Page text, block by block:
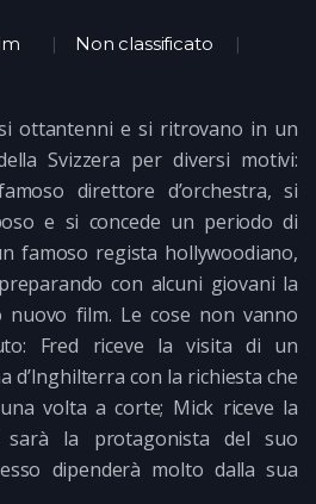
Non classificato
ottantenni e si ritrovano in un
Svizzera per diversi motivi:
direttore d’orchestra, si
e si concede un periodo di
famoso regista hollywoodiano,
con alcuni giovani la
nuovo film. Le cose non vanno
Fred riceve la visita di un
d’Inghilterra con la richiesta che
volta a corte; Mick riceve la
sarà la protagonista del suo
dipenderà molto dalla sua